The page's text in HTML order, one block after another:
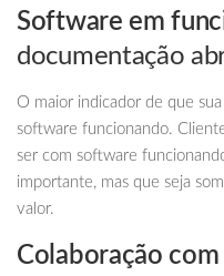
Software em
documentação
O maior indicador de que
software funcionando.
ser com software
importante, mas que seja
valor.
Colaboração